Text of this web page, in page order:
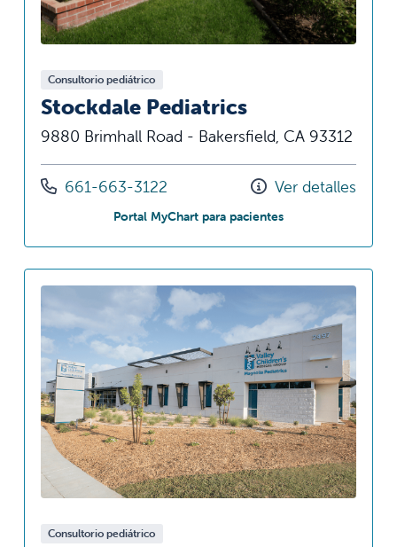
Consultorio pediátrico
Stockdale Pediatrics
9880 Brimhall Road - Bakersfield, CA 93312
Llámenos al
661-663-3122 Ver detalles
Portal MyChart para pacientesen Stockdale
Consultorio pediátrico